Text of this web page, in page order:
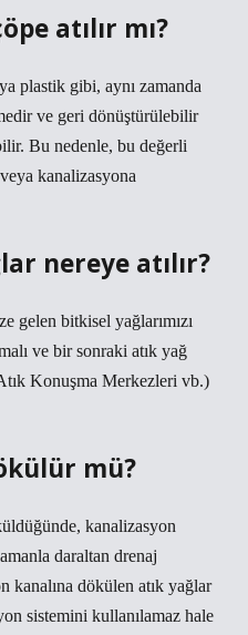
atılır mı?
plastik gibi, aynı zamanda
ve geri dönüştürülebilir
Bu nedenle, bu değerli
kanalizasyona
nereye atılır?
gelen bitkisel yağlarımızı
ve bir sonraki atık yağ
Konuşma Merkezleri vb.)
mü?
kanalizasyon
daraltan drenaj
kanalına dökülen atık yağlar
sistemini kullanılamaz hale